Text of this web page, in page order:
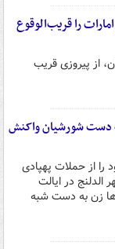
را قریب‌الوقوع
از پیروزی قریب
دست شورشیان واکنش
را از حملات پهپادی
در ایالت
زن به دست شبه